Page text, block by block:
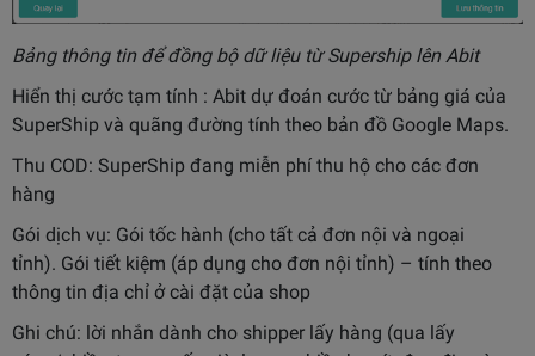
Bảng thông tin để đồng bộ dữ liệu từ Supership lên Abit
Hiển thị cước tạm tính : Abit dự đoán cước từ bảng giá của
SuperShip và quãng đường tính theo bản đồ Google Maps.
Thu COD: SuperShip đang miễn phí thu hộ cho các đơn
hàng
Gói dịch vụ: Gói tốc hành (cho tất cả đơn nội và ngoại
tỉnh). Gói tiết kiệm (áp dụng cho đơn nội tỉnh) – tính theo
thông tin địa chỉ ở cài đặt của shop
Ghi chú: lời nhắn dành cho shipper lấy hàng (qua lấy